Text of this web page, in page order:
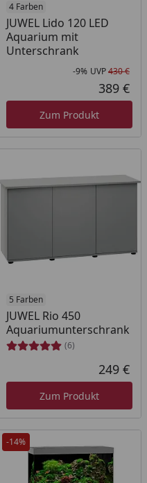
in ProzentPreis
Preis
4 Farben
JUWEL Lido 120 LED
Aquarium mit
Unterschrank
-9% UVP430 €
389 €
Zum Produkt
Preis
5 Farben
JUWEL Rio 450
Aquariumunterschrank
(6)
249 €
Zum Produkt
-14%